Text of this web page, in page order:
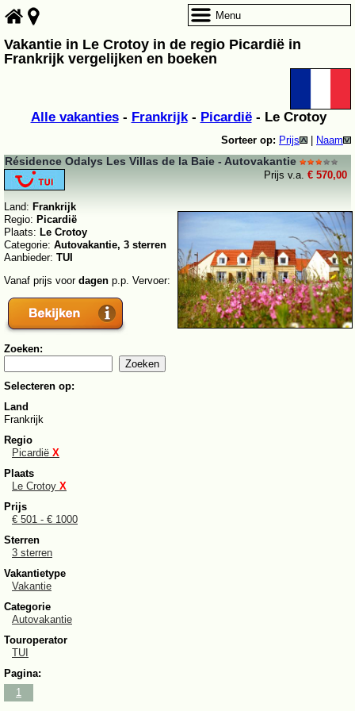
Vakantie in Le Crotoy in de regio Picardië in
Frankrijk vergelijken en boeken
Alle vakanties- Frankrijk- Picardië- Le Crotoy
Sorteer op: Prijs Naam
Résidence Odalys Les Villas de la Baie - Autovakantie
Prijs v.a. € 570,00
Land: Frankrijk
Regio: Picardië
Plaats: Le Crotoy
Categorie: Autovakantie, 3 sterren
Aanbieder: TUI
Vanaf prijs voor dagen p.p. Vervoer:
Zoeken:
Selecteren op:
Land
Frankrijk
Regio
Picardië X
Plaats
Le Crotoy X
Prijs
€ 501 - € 1000
Sterren
3 sterren
Vakantietype
Vakantie
Categorie
Autovakantie
Touroperator
TUI
Pagina:
1
Menu